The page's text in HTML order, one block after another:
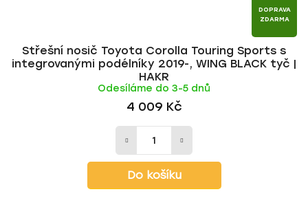
DOPRAVA
ZDARMA
Střešní nosič Toyota Corolla Touring Sports s
integrovanými podélníky 2019-, WING BLACK tyč |
HAKR
Odesíláme do 3-5 dnů
4 009 Kč
Do košíku